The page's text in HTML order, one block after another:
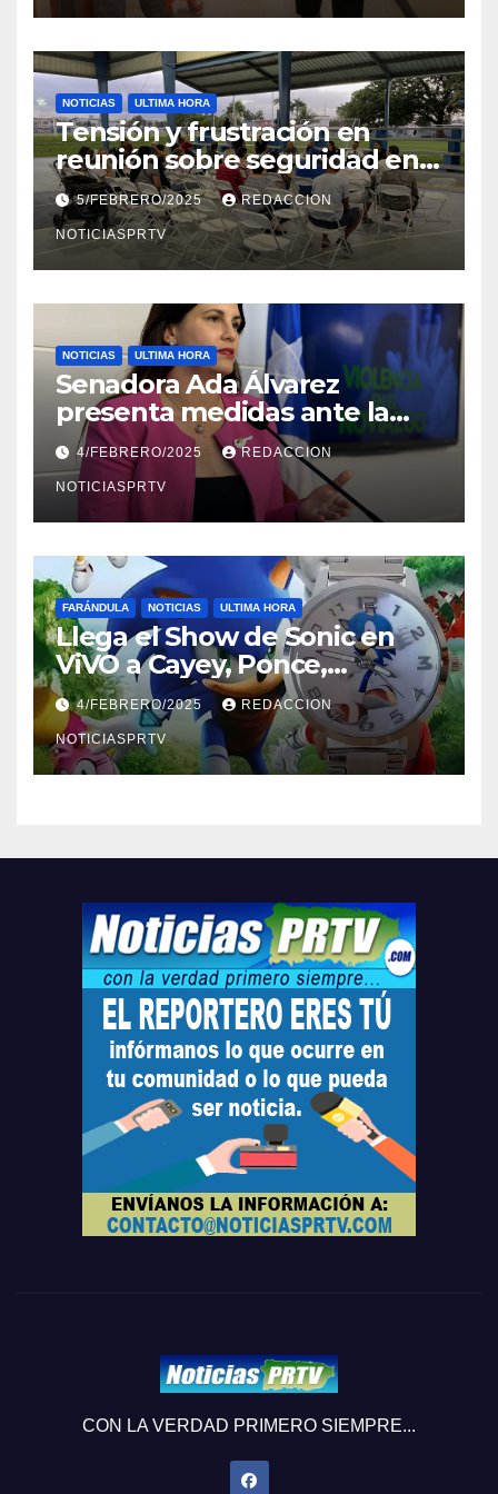
NOTICIAS ULTIMA HORA
Tensión y frustración en
reunión sobre seguridad en
Reparto Metropolitano
5/FEBRERO/2025 REDACCION
NOTICIASPRTV
NOTICIAS ULTIMA HORA
Senadora Ada Álvarez
presenta medidas ante la
violencia en el noviazgo
4/FEBRERO/2025 REDACCION
NOTICIASPRTV
FARÁNDULA NOTICIAS ULTIMA HORA
Llega el Show de Sonic en
ViVO a Cayey, Ponce,
Barceloneta y Humacao,
Relojes gratis para el que
compre ahora….
4/FEBRERO/2025 REDACCION
NOTICIASPRTV
CON LA VERDAD PRIMERO SIEMPRE...